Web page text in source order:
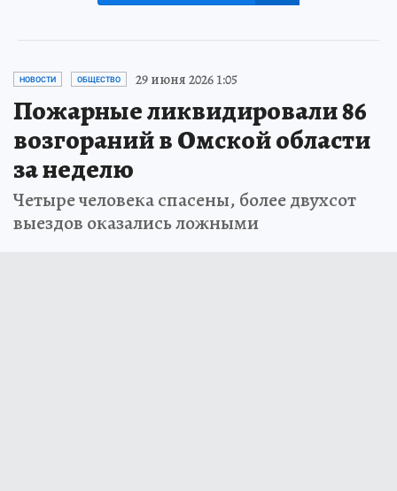
НОВОСТИ ОБЩЕСТВО 29 июня 2026 1:05
Пожарные ликвидировали 86
возгораний в Омской области
за неделю
Четыре человека спасены, более двухсот
выездов оказались ложными